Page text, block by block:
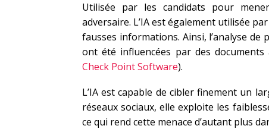
Utilisée par les candidats pour
adversaire. L’IA est également utilisée
fausses informations. Ainsi, l’analyse de
ont été influencées par des
Check Point Software).
L’IA est capable de cibler finement un
réseaux sociaux, elle exploite les
ce qui rend cette menace d’autant plus